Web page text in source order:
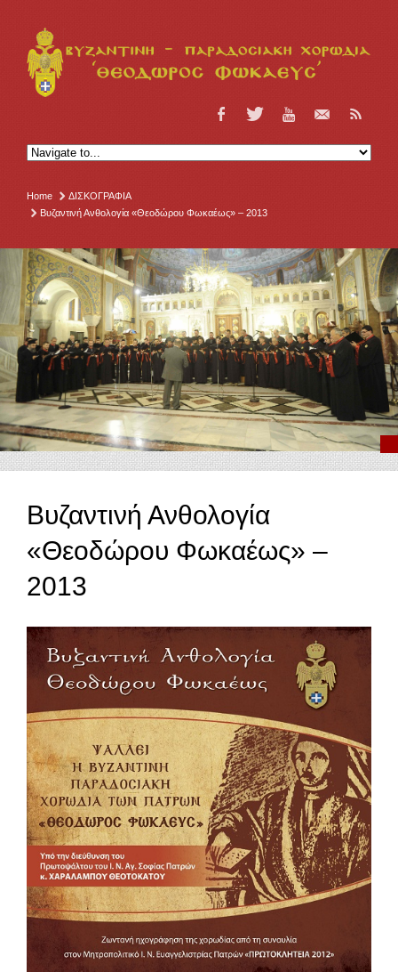
Home
ΔΙΣΚΟΓΡΑΦΙΑ
Βυζαντινή Ανθολογία «Θεοδώρου Φωκαέως» – 2013
Βυζαντινή Ανθολογία
«Θεοδώρου Φωκαέως» –
2013